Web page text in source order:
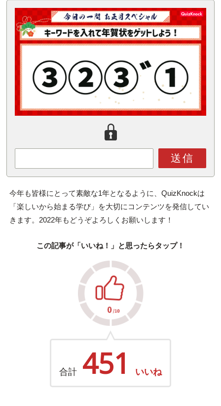
送信
今年も皆様にとって素敵な1年となるように、QuizKnockは
「楽しいから始まる学び」を大切にコンテンツを発信してい
きます。2022年もどうぞよろしくお願いします！
この記事が「いいね！」と思ったらタップ！
合計 451 いいね